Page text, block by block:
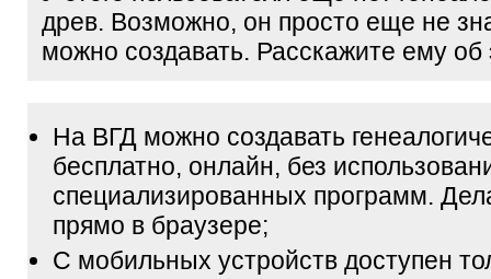
древ. Возможно, он просто еще не
можно создавать. Расскажите ему об
На ВГД можно создавать
бесплатно, онлайн, без
специализированных программ.
прямо в браузере;
С мобильных устройств доступен